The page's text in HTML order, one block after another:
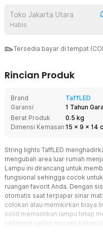
Toko Jakarta Utara
Habis
Tersedia bayar di tempat
Rincian Produk
Brand
TaffLED
Garansi
1 Tahun
Berat Produk
0.5 kg
Dimensi Kemasan 15 x 9 x 14
String lights TaffLED
mengubah area luar rumah
Lampu ini dirancang untuk
fungsional sehingga cocok
ruangan favorit Anda. Dengan
otomatis saat terpapar sinar
colokan atau memikirkan biaya
solid memastikan lampu tetap
sehingga setiap momen